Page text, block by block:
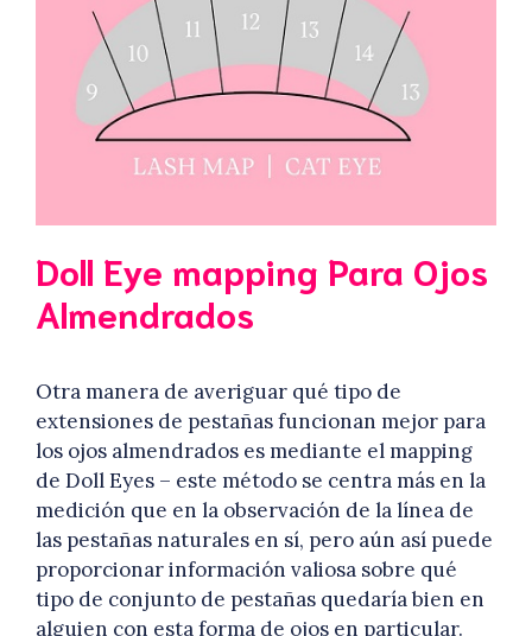
Doll Eye mapping Para Ojos
Almendrados
Otra manera de averiguar qué tipo de
extensiones de pestañas funcionan mejor para
los ojos almendrados es mediante el mapping
de Doll Eyes – este método se centra más en la
medición que en la observación de la línea de
las pestañas naturales en sí, pero aún así puede
proporcionar información valiosa sobre qué
tipo de conjunto de pestañas quedaría bien en
alguien con esta forma de ojos en particular.